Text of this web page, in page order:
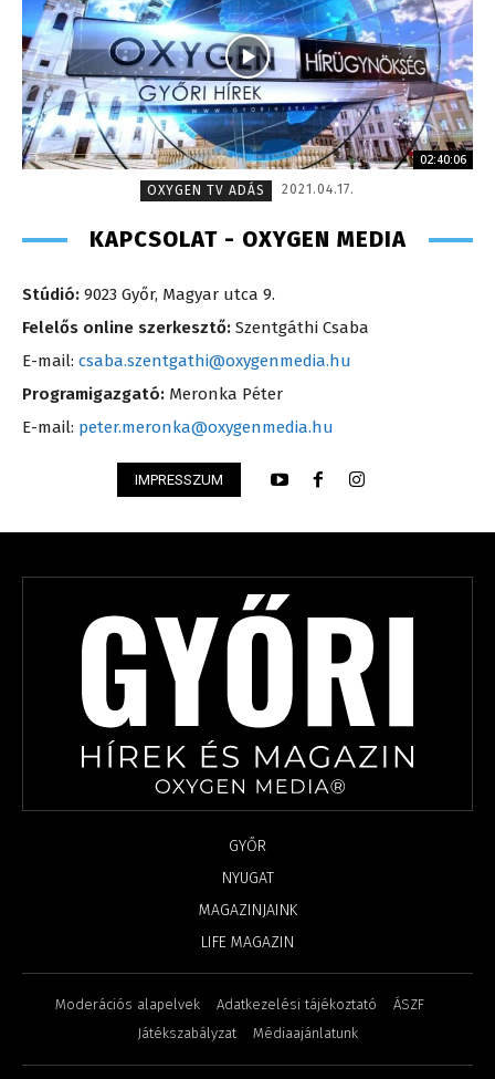
02:40:06
OXYGEN TV ADÁS
2021.04.17.
KAPCSOLAT - OXYGEN MEDIA
Stúdió: 9023 Győr, Magyar utca 9.
Felelős online szerkesztő: Szentgáthi Csaba
E-mail: csaba.szentgathi@oxygenmedia.hu
Programigazgató: Meronka Péter
E-mail: peter.meronka@oxygenmedia.hu
IMPRESSZUM
GYŐR
NYUGAT
MAGAZINJAINK
LIFE MAGAZIN
Moderációs alapelvek Adatkezelési tájékoztató
ÁSZF
Játékszabályzat
Médiaajánlatunk